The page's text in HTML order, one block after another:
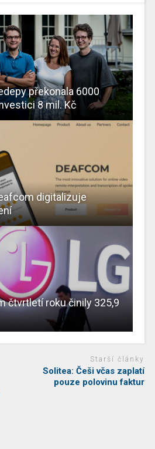
překonala 6000
8 mil. Kč
digitalizuje
čtvrtletí roku činily 325,9
Starší články
Solitea: Češi včas zaplatí
pouze polovinu faktur